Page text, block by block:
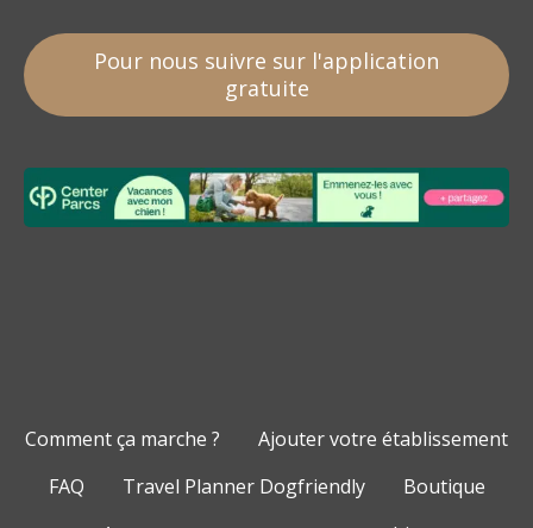
Pour nous suivre sur l'application
gratuite
Comment ça marche ?
Ajouter votre établissement
FAQ
Travel Planner Dogfriendly
Boutique